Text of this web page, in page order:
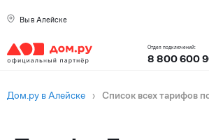
Вы в Алейске
Отдел подключений:
8 800 600
Дом.ру в Алейске › Список всех тарифов